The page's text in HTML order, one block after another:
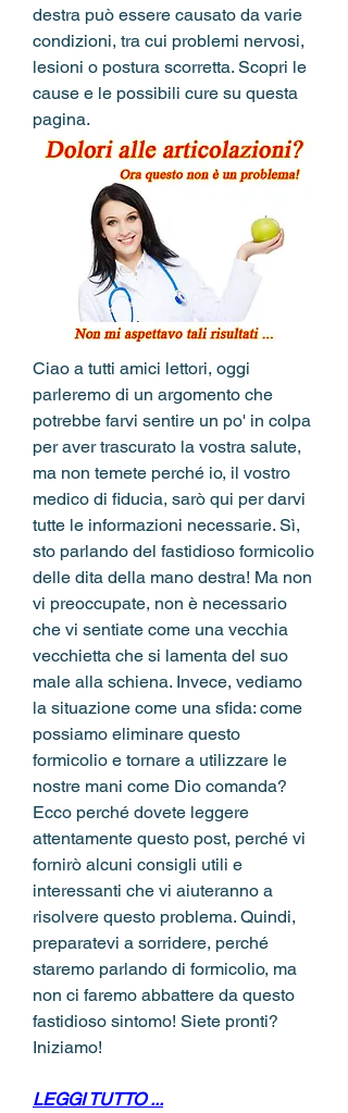
destra può essere causato da varie
condizioni, tra cui problemi nervosi,
lesioni o postura scorretta. Scopri le
cause e le possibili cure su questa
pagina.
Ciao a tutti amici lettori, oggi
parleremo di un argomento che
potrebbe farvi sentire un po' in colpa
per aver trascurato la vostra salute,
ma non temete perché io, il vostro
medico di fiducia, sarò qui per darvi
tutte le informazioni necessarie. Sì,
sto parlando del fastidioso formicolio
delle dita della mano destra! Ma non
vi preoccupate, non è necessario
che vi sentiate come una vecchia
vecchietta che si lamenta del suo
male alla schiena. Invece, vediamo
la situazione come una sfida: come
possiamo eliminare questo
formicolio e tornare a utilizzare le
nostre mani come Dio comanda?
Ecco perché dovete leggere
attentamente questo post, perché vi
fornirò alcuni consigli utili e
interessanti che vi aiuteranno a
risolvere questo problema. Quindi,
preparatevi a sorridere, perché
staremo parlando di formicolio, ma
non ci faremo abbattere da questo
fastidioso sintomo! Siete pronti?
Iniziamo!
LEGGI TUTTO ...